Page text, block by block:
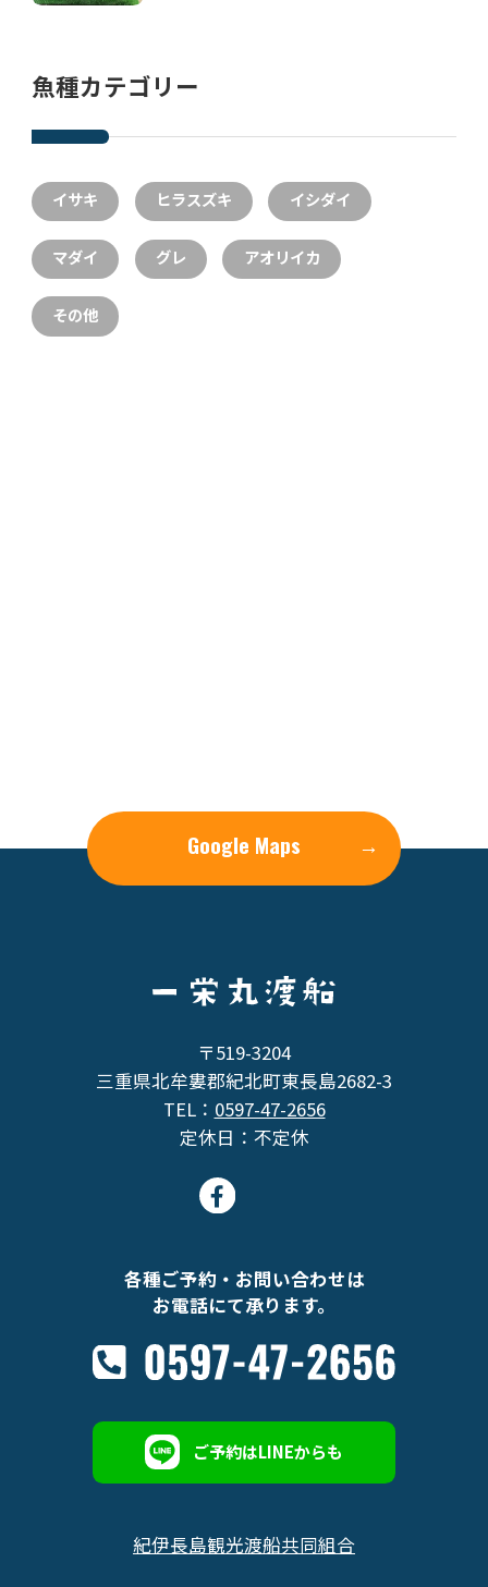
魚種カテゴリー
イサキ ヒラスズキ イシダイ
マダイ グレ アオリイカ
その他
Google Maps →
〒519-3204
三重県北牟婁郡紀北町東長島2682-3
TEL： 0597-47-2656
定休日：不定休
各種ご予約・お問い合わせは
お電話にて承ります。
ご予約はLINEからも
紀伊長島観光渡船共同組合